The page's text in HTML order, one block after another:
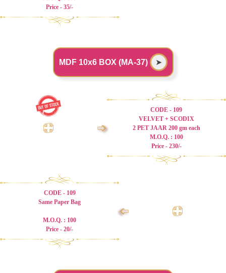
Price - 35/-
MDF 10x6 BOX (MA-37) ➤
➩
CODE - 109
VELVET + SCODIX
2 PET JAAR 200 gm each
M.O.Q. : 100
Price - 230/-
CODE - 109
Same Paper Bag
M.O.Q. : 100
Price - 20/-
➩